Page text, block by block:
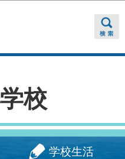
校
学校生活